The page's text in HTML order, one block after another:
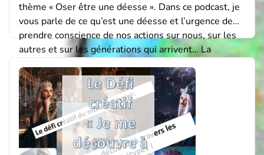
thème « Oser être une déesse ». Dans ce podcast, je
vous parle de ce qu’est une déesse et l’urgence de
prendre conscience de nos actions sur nous, sur les
autres et sur les générations qui arrivent… La
SuccessCreativeWoman ! […]